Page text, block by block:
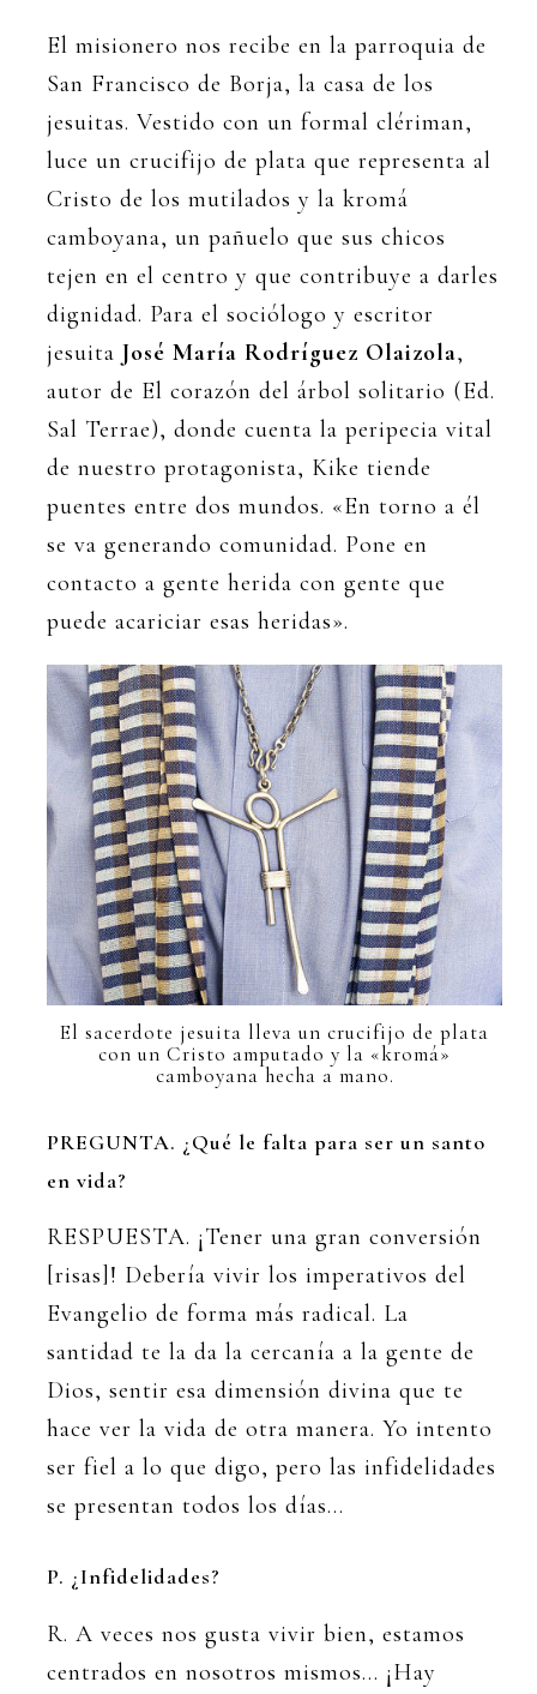
El misionero nos recibe en la parroquia de
San Francisco de Borja, la casa de los
jesuitas. Vestido con un formal clériman,
luce un crucifijo de plata que representa al
Cristo de los mutilados y la kromá
camboyana, un pañuelo que sus chicos
tejen en el centro y que contribuye a darles
dignidad. Para el sociólogo y escritor
jesuita José María Rodríguez Olaizola,
autor de El corazón del árbol solitario (Ed.
Sal Terrae), donde cuenta la peripecia vital
de nuestro protagonista, Kike tiende
puentes entre dos mundos. «En torno a él
se va generando comunidad. Pone en
contacto a gente herida con gente que
puede acariciar esas heridas».
El sacerdote jesuita lleva un crucifijo de plata
con un Cristo amputado y la «kromá»
camboyana hecha a mano.
PREGUNTA. ¿Qué le falta para ser un santo
en vida?
RESPUESTA. ¡Tener una gran conversión
[risas]! Debería vivir los imperativos del
Evangelio de forma más radical. La
santidad te la da la cercanía a la gente de
Dios, sentir esa dimensión divina que te
hace ver la vida de otra manera. Yo intento
ser fiel a lo que digo, pero las infidelidades
se presentan todos los días…
P. ¿Infidelidades?
R. A veces nos gusta vivir bien, estamos
centrados en nosotros mismos… ¡Hay